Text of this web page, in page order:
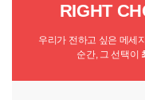
RIGHT
우리가 전하고 싶은 메세
순간, 그 선택이